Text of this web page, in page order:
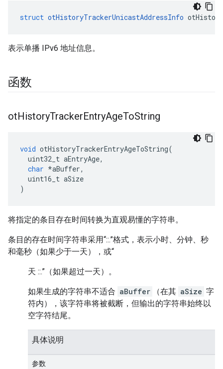
struct otHistoryTrackerUnicastAddressInfo
表示单播 IPv6 地址信息。
函数
otHistoryTrackerEntryAgeToString
void otHistoryTrackerEntryAgeToString(
uint32_t aEntryAge,
char *aBuffer,
uint16_t aSize
)
将指定的条目存在时间转换为直观易懂的字符串。
条目的存在时间字符串采用“::.”格式，表示小时、分钟、秒
和毫秒（如果少于一天），或“
天 ::.”（如果超过一天）。
如果生成的字符串不适合 aBuffer （在其 aSize 字
符内），该字符串将被截断，但输出的字符串始终以
空字符结尾。
具体说明
参数